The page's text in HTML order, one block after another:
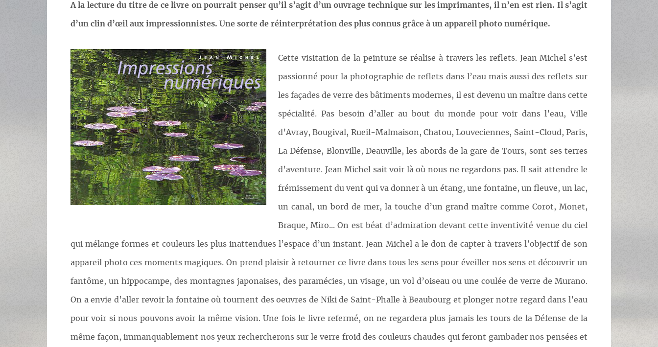
A la lecture du titre de ce livre on pourrait penser qu’il s’agit d’un ouvrage technique sur les imprimantes, il n’en est rien. Il s’agit
d’un clin d’œil aux impressionnistes. Une sorte de réinterprétation des plus connus grâce à un appareil photo numérique.
Cette visitation de la peinture se réalise à travers les reflets. Jean Michel s’est
passionné pour la photographie de reflets dans l’eau mais aussi des reflets sur
les façades de verre des bâtiments modernes, il est devenu un maître dans cette
spécialité. Pas besoin d’aller au bout du monde pour voir dans l’eau, Ville
d’Avray, Bougival, Rueil-Malmaison, Chatou, Louveciennes, Saint-Cloud, Paris,
La Défense, Blonville, Deauville, les abords de la gare de Tours, sont ses terres
d’aventure. Jean Michel sait voir là où nous ne regardons pas. Il sait attendre le
frémissement du vent qui va donner à un étang, une fontaine, un fleuve, un lac,
un canal, un bord de mer, la touche d’un grand maître comme Corot, Monet,
Braque, Miro... On est béat d’admiration devant cette inventivité venue du ciel
qui mélange formes et couleurs les plus inattendues l’espace d’un instant. Jean Michel a le don de capter à travers l’objectif de son
appareil photo ces moments magiques. On prend plaisir à retourner ce livre dans tous les sens pour éveiller nos sens et découvrir un
fantôme, un hippocampe, des montagnes japonaises, des paramécies, un visage, un vol d’oiseau ou une coulée de verre de Murano.
On a envie d’aller revoir la fontaine où tournent des oeuvres de Niki de Saint-Phalle à Beaubourg et plonger notre regard dans l’eau
pour voir si nous pouvons avoir la même vision. Une fois le livre refermé, on ne regardera plus jamais les tours de la Défense de la
même façon, immanquablement nos yeux rechercherons sur le verre froid des couleurs chaudes qui feront gambader nos pensées et